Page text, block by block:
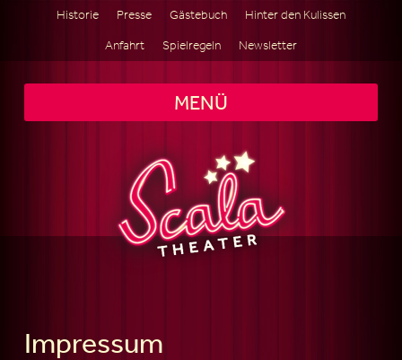
Historie Presse Gästebuch
Hinter den Kulissen
Anfahrt
Spielregeln Newsletter
MENÜ
Impressum